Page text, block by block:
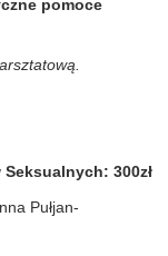
pomoce
300zł
Pułjan-